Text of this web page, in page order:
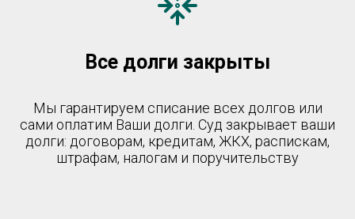
Все долги закрыты
Мы гарантируем списание всех долгов или
сами оплатим Ваши долги. Суд закрывает ваши
долги: договорам, кредитам, ЖКХ, распискам,
штрафам, налогам и поручительству